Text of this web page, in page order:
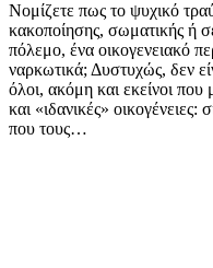
Νομίζετε πως το ψυχικό
κακοποίησης, σωματικής ή
πόλεμο, ένα οικογενειακό
ναρκωτικά; Δυστυχώς, δεν
όλοι, ακόμη και εκείνοι
και «ιδανικές»
που τους…